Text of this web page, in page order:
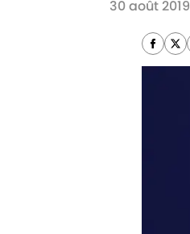
30 août 2019